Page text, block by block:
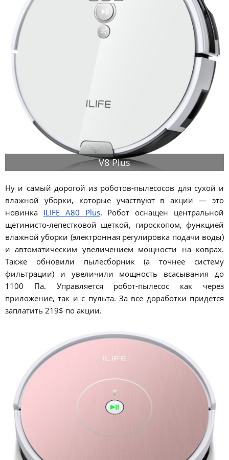
V8 Plus
Ну и самый дорогой из роботов-пылесосов для сухой и
влажной уборки, которые участвуют в акции — это
новинка ILIFE A80 Plus. Робот оснащен центральной
щетинисто-лепестковой щеткой, гироскопом, функцией
влажной уборки (электронная регулировка подачи воды)
и автоматическим увеличением мощности на коврах.
Также обновили пылесборник (а точнее систему
фильтрации) и увеличили мощность всасывания до
1100 Па. Управляется робот-пылесос как через
приложение, так и с пульта. За все доработки придется
заплатить 219$ по акции.